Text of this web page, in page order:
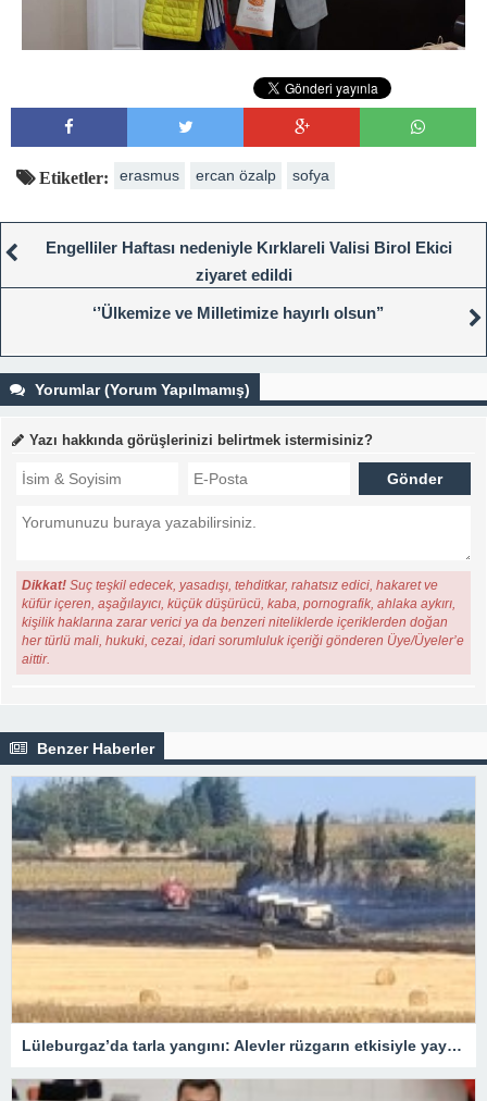
Etiketler: erasmus ercan özalp sofya
Engelliler Haftası nedeniyle Kırklareli Valisi Birol Ekici
ziyaret edildi
‘’Ülkemize ve Milletimize hayırlı olsun’’
Yorumlar (Yorum Yapılmamış)
Yazı hakkında görüşlerinizi belirtmek istermisiniz?
Dikkat! Suç teşkil edecek, yasadışı, tehditkar, rahatsız edici, hakaret ve
küfür içeren, aşağılayıcı, küçük düşürücü, kaba, pornografik, ahlaka aykırı,
kişilik haklarına zarar verici ya da benzeri niteliklerde içeriklerden doğan
her türlü mali, hukuki, cezai, idari sorumluluk içeriği gönderen Üye/Üyeler’e
aittir.
Benzer Haberler
Lüleburgaz’da tarla yangını: Alevler rüzgarın etkisiyle yayıldı